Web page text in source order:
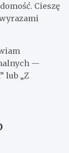
Cieszę
—
lub „Z